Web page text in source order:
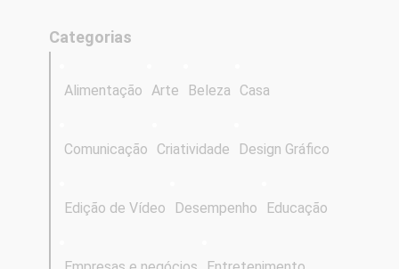
Categorias
Alimentação Arte Beleza Casa
Comunicação Criatividade Design Gráfico
Edição de Vídeo Desempenho Educação